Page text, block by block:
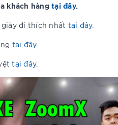
khách hàng tại đây.
giày đi thích nhất tại đây.
tại đây.
tại đây.